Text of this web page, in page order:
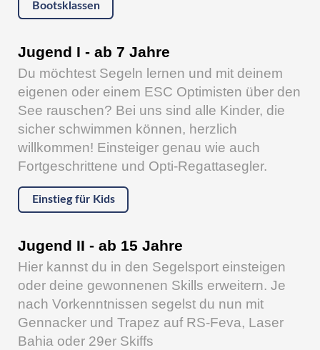
Bootsklassen
Jugend I - ab 7 Jahre
Du möchtest Segeln lernen und mit deinem
eigenen oder einem ESC Optimisten über den
See rauschen? Bei uns sind alle Kinder, die
sicher schwimmen können, herzlich
willkommen! Einsteiger genau wie auch
Fortgeschrittene und Opti-Regattasegler.
Einstieg für Kids
Jugend II - ab 15 Jahre
Hier kannst du in den Segelsport einsteigen
oder deine gewonnenen Skills erweitern. Je
nach Vorkenntnissen segelst du nun mit
Gennacker und Trapez auf RS-Feva, Laser
Bahia oder 29er Skiffs